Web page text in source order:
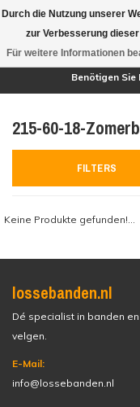
Benötigen Sie
215-60-18-
FILTERS
Keine Produkte gefunden!...
lossebanden.nl
Dé specialist in banden en
velgen.
E-Mail:
info@lossebanden.nl
Durch die Nutzung unserer
zur Verbesserung
Für weitere Informationen